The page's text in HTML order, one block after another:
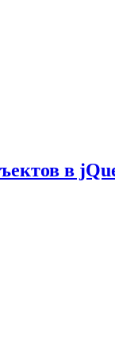
в